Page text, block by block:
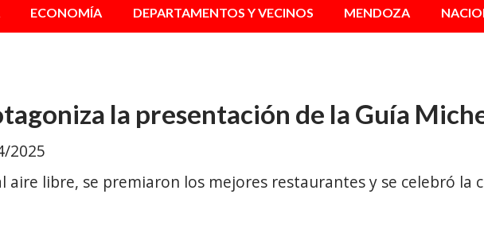
ECONOMÍA DEPARTAMENTOS Y VECINOS MENDOZA
la presentación de la Guía
aire libre, se premiaron los mejores restaurantes y se celebró la
2025